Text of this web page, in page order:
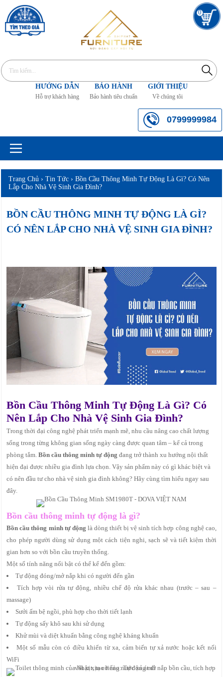
0
HƯỚNG DẪN
Hỗ trợ khách hàng
BẢO HÀNH
Bảo hành tiêu chuẩn
GIỚI THIỆU
Về chúng tôi
0799999984
Trang Chủ ›Tin Tức ›Bồn Cầu Thông Minh Tự Động Là Gì? Có Nên
Lắp Cho Nhà Vệ Sinh Gia Đình?
BỒN CẦU THÔNG MINH TỰ ĐỘNG LÀ GÌ?
CÓ NÊN LẮP CHO NHÀ VỆ SINH GIA ĐÌNH?
Bồn Cầu Thông Minh Tự Động Là Gì? Có
Nên Lắp Cho Nhà Vệ Sinh Gia Đình?
Trong thời đại công nghệ phát triển mạnh mẽ, nhu cầu nâng cao chất lượng
sống trong từng không gian sống ngày càng được quan tâm – kể cả trong
phòng tắm.Bồn cầu thông minh tự động đang trở thành xu hướng nội thất
hiện đại được nhiều gia đình lựa chọn. Vậy sản phẩm này có gì khác biệt và
có nên đầu tư cho nhà vệ sinh gia đình không? Hãy cùng tìm hiểu ngay sau
đây.
Bồn cầu thông minh tự động là gì?
Bồn cầu thông minh tự động là dòng thiết bị vệ sinh tích hợp công nghệ cao,
cho phép người dùng sử dụng một cách tiện nghi, sạch sẽ và tiết kiệm thời
gian hơn so với bồn cầu truyền thống.
Một số tính năng nổi bật có thể kể đến gồm:
Tự động đóng/mở nắp khi có người đến gần
Tích hợp vòi rửa tự động, nhiều chế độ rửa khác nhau (trước – sau –
massage)
Sưởi ấm bệ ngồi, phù hợp cho thời tiết lạnh
Tự động sấy khô sau khi sử dụng
Khử mùi và diệt khuẩn bằng công nghệ kháng khuẩn
Một số mẫu còn có điều khiển từ xa, cảm biến tự xả nước hoặc kết nối
WiFi